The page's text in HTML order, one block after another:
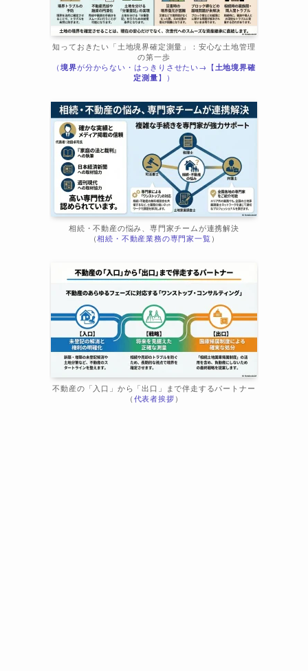
知っておきたい「土地境界確定測量」：安心な土地管理
の第一歩
（境界が分からない・はっきりさせたい→【土地境界確
定測量】）
相続・不動産の悩み、専門家チームが連携解決
（相続・不動産業務の専門家一覧）
不動産の「入口」から「出口」まで伴走するパートナー
（代表者挨拶）